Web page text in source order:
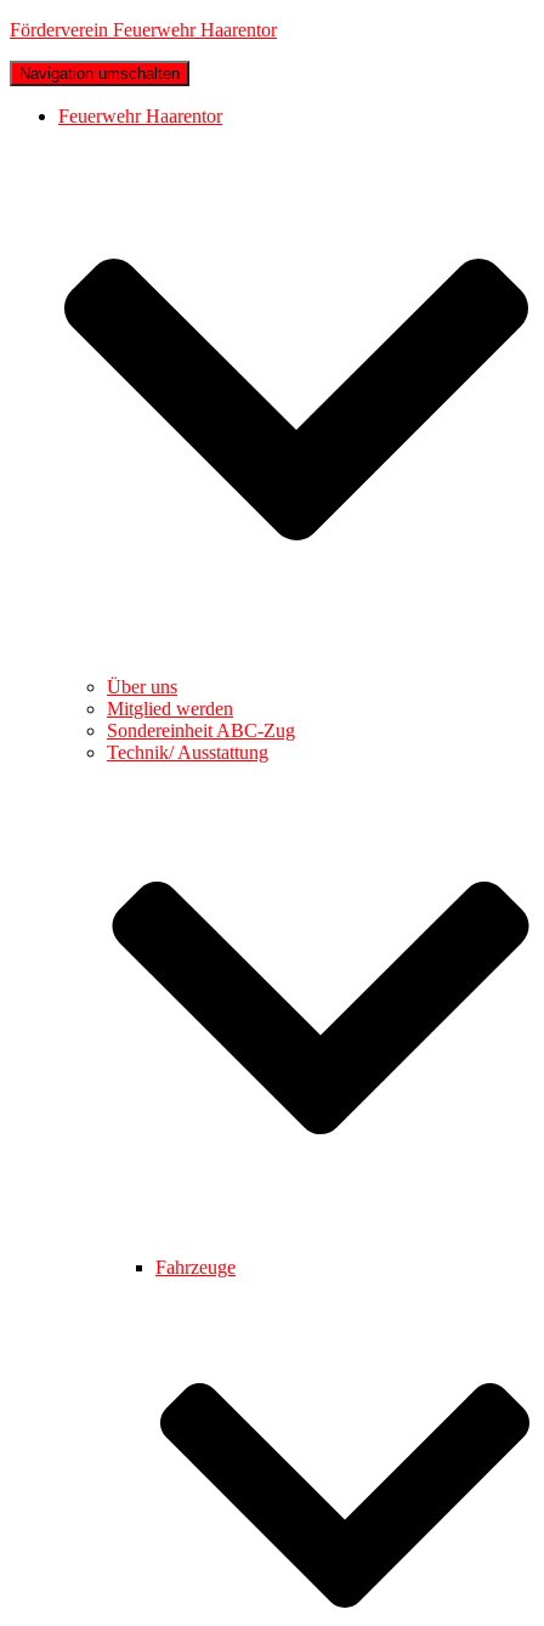
Förderverein Feuerwehr Haarentor
Navigation umschalten
Feuerwehr Haarentor
Über uns
Mitglied werden
Sondereinheit ABC-Zug
Technik/ Ausstattung
Fahrzeuge